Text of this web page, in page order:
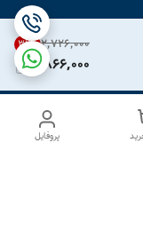
۲٬۷۲۶٬۰۰۰ 31%
1,866,000
پروفایل